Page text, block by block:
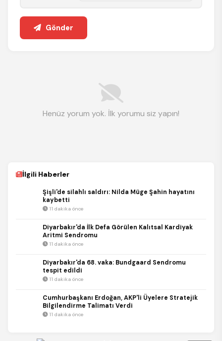
Gönder
Henüz yorum yok. İlk yorumu siz yapın!
İlgili Haberler
Şişli'de silahlı saldırı: Nilda Müge Şahin hayatını
kaybetti
11 dakika önce
Diyarbakır'da İlk Defa Görülen Kalıtsal Kardiyak
Aritmi Sendromu
11 dakika önce
Diyarbakır'da 68. vaka: Bundgaard Sendromu
tespit edildi
11 dakika önce
Cumhurbaşkanı Erdoğan, AKP'li Üyelere Stratejik
Bilgilendirme Talimatı Verdi
11 dakika önce